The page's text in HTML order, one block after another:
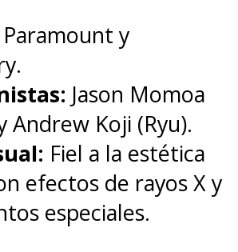
George
Moore,
Pierce
Daniel Craig.
Paramount y
Jason Momoa
Andrew Koji (Ryu).
Fiel a la estética
efectos de rayos X y
especiales.